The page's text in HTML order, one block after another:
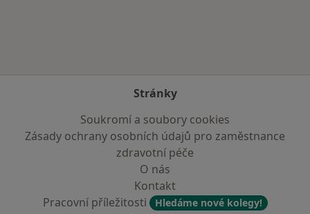
Stránky
Soukromí a soubory cookies
Zásady ochrany osobních údajů pro zaměstnance
zdravotní péče
O nás
Kontakt
Pracovní příležitosti
Hledáme nové kolegy!